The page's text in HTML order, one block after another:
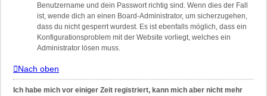
Benutzername und dein Passwort richtig sind. Wenn dies der Fall
ist, wende dich an einen Board-Administrator, um sicherzugehen,
dass du nicht gesperrt wurdest. Es ist ebenfalls möglich, dass ein
Konfigurationsproblem mit der Website vorliegt, welches ein
Administrator lösen muss.
Nach oben
Ich habe mich vor einiger Zeit registriert, kann mich aber nicht mehr